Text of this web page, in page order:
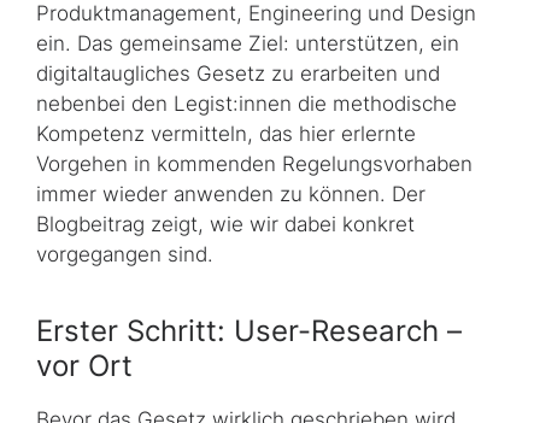
Produktmanagement, Engineering und Design
ein. Das gemeinsame Ziel: unterstützen, ein
digitaltaugliches Gesetz zu erarbeiten und
nebenbei den Legist:innen die methodische
Kompetenz vermitteln, das hier erlernte
Vorgehen in kommenden Regelungsvorhaben
immer wieder anwenden zu können. Der
Blogbeitrag zeigt, wie wir dabei konkret
vorgegangen sind.
Erster Schritt: User-Research –
vor Ort